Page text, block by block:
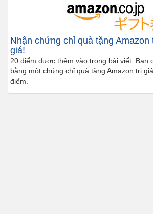
Nhận chứng chỉ quà tặng Amazon
giá!
20 điểm được thêm vào trong bài viết. Bạn
bằng một chứng chỉ quà tặng Amazon trị
điểm.